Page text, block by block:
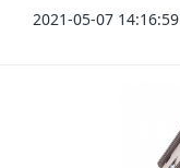
2021-05-07 14:16:59